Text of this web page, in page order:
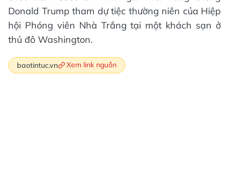
Donald Trump tham dự tiệc thường niên của Hiệp
hội Phóng viên Nhà Trắng tại một khách sạn ở
thủ đô Washington.
baotintuc.vn Xem link nguồn